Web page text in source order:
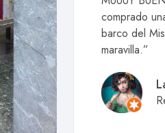
comprado
barco del
maravilla.”